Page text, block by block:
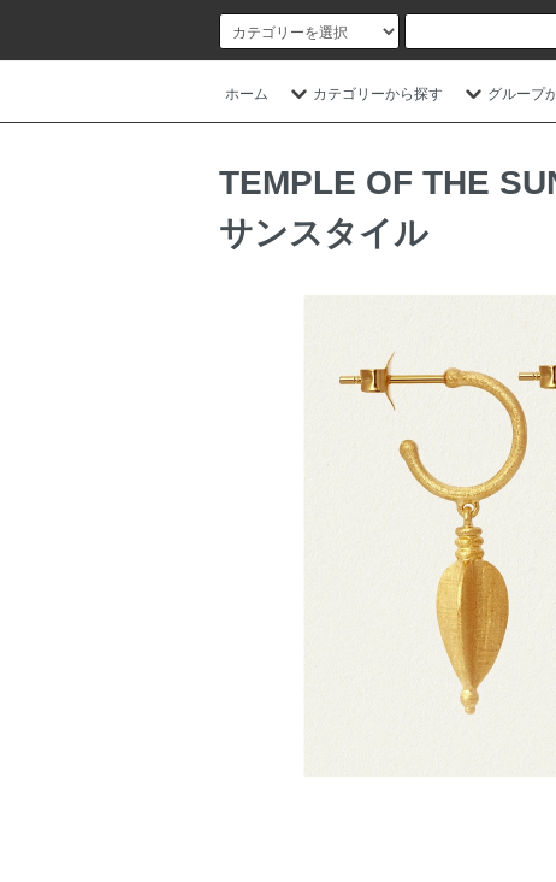
ホーム カテゴリーから探す グループ
TEMPLE OF THE
サンスタイル